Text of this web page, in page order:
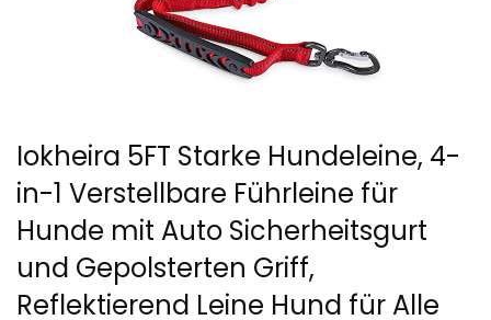
Iokheira 5FT Starke Hundeleine, 4-
in-1 Verstellbare Führleine für
Hunde mit Auto Sicherheitsgurt
und Gepolsterten Griff,
Reflektierend Leine Hund für Alle